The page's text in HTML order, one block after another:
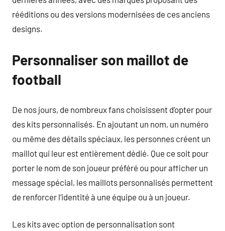
rééditions ou des versions modernisées de ces anciens
designs.
Personnaliser son maillot de
football
De nos jours, de nombreux fans choisissent d’opter pour
des kits personnalisés. En ajoutant un nom, un numéro
ou même des détails spéciaux, les personnes créent un
maillot qui leur est entièrement dédié. Que ce soit pour
porter le nom de son joueur préféré ou pour afficher un
message spécial, les maillots personnalisés permettent
de renforcer l’identité à une équipe ou à un joueur.
Les kits avec option de personnalisation sont